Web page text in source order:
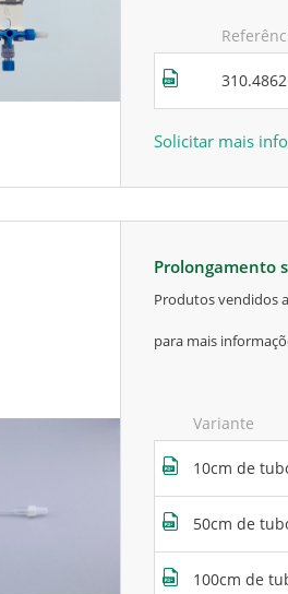
310.4862
Solicitar mais
prolongamento
produtos vendidos
para mais
Variante
10cm de
50cm de
100cm de